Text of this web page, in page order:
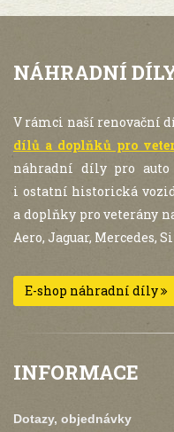
NÁHRADNÍ
V rámci naší renovační
dílů a doplňků pro
náhradní díly pro auto
i ostatní historická
a doplňky pro veterány
Aero, Jaguar, Mercedes,
E-shop náhradní díly
INFORMACE
Dotazy, objednávky